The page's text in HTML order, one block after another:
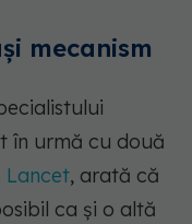
mecanism
în urmă cu două
Lancet, arată că
ca și o altă